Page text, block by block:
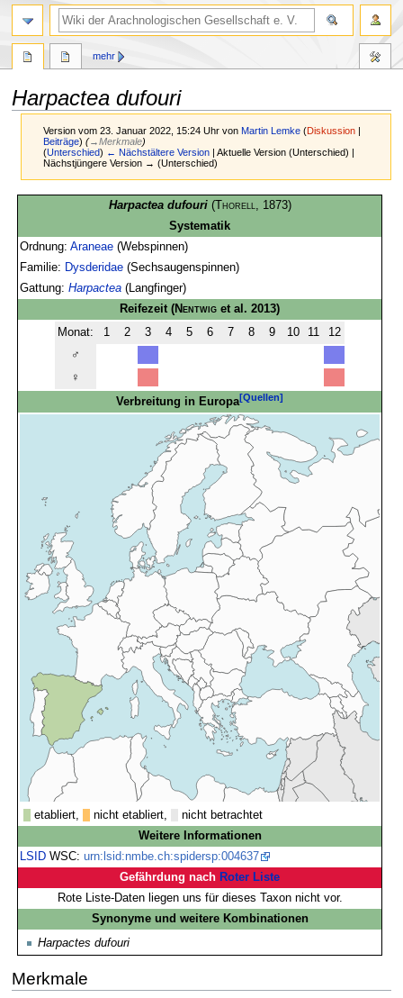
Harpactea dufouri
Version vom 23. Januar 2022, 15:24 Uhr vonMartin Lemke (Diskussion |
Beiträge) (→Merkmale)
(Unterschied) ← Nächstältere Version | Aktuelle Version (Unterschied) |
Nächstjüngere Version → (Unterschied)
springen
springen
Harpactea dufouri (Thorell, 1873)
Systematik
Ordnung:Araneae (Webspinnen)
Familie: Dysderidae (Sechsaugenspinnen)
Gattung:Harpactea (Langfinger)
Reifezeit(Nentwig et al. 2013)
Monat:
1 2 3 4 5 6 7 8 9 10 11
12
♂
♀
Verbreitung in Europa[Quellen]
etabliert, nicht etabliert,
nicht betrachtet
Weitere Informationen
LSID WSC:urn:lsid:nmbe.ch:spidersp:004637
Gefährdung nach Roter Liste
Rote Liste-Daten liegen uns für dieses Taxon nicht vor.
Synonyme und weitere Kombinationen
Harpactes dufouri
Merkmale
mehr